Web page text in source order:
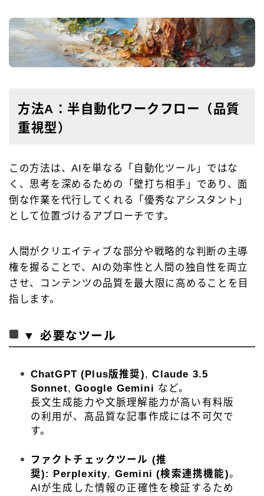
方法A：半自動化ワークフロー（品質
重視型）
この方法は、AIを単なる「自動化ツール」ではな
く、思考を深めるための「壁打ち相手」であり、面
倒な作業を代行してくれる「優秀なアシスタント」
として位置づけるアプローチです。
人間がクリエイティブな部分や戦略的な判断の主導
権を握ることで、AIの効率性と人間の独自性を両立
させ、コンテンツの品質を最大限に高めることを目
指します。
▼ 必要なツール
ChatGPT (Plus版推奨),Claude 3.5
Sonnet,Google Gemini など。
長文生成能力や文脈理解能力が高い有料版
の利用が、高品質な記事作成には不可欠で
す。
ファクトチェックツール (推
奨):
Perplexity, Gemini (検索連携機能)。
AIが生成した情報の正確性を検証するため